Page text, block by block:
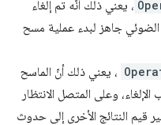
، يعني ذلك أنّه تم إلغاء
جاهز لبدء عملية مسح
، يعني ذلك أنّ الماسح
وعلى المتصل الانتظار
قيم النتائج الأخرى إلى حدوث